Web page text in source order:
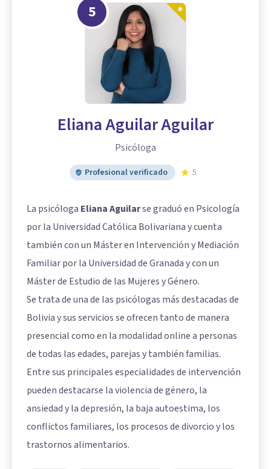
5
Eliana Aguilar Aguilar
Psicóloga
Profesional verificado 5
La psicóloga Eliana Aguilarse graduó en Psicología
por la Universidad Católica Bolivariana y cuenta
también con un Máster en Intervención y Mediación
Familiar por la Universidad de Granada y con un
Máster de Estudio de las Mujeres y Género.
Se trata de una de las psicólogas más destacadas de
Bolivia y sus servicios se ofrecen tanto de manera
presencial como en la modalidad online a personas
de todas las edades, parejas y también familias.
Entre sus principales especialidades de intervención
pueden destacarse la violencia de género, la
ansiedad y la depresión, la baja autoestima, los
conflictos familiares, los procesos de divorcio y los
trastornos alimentarios.